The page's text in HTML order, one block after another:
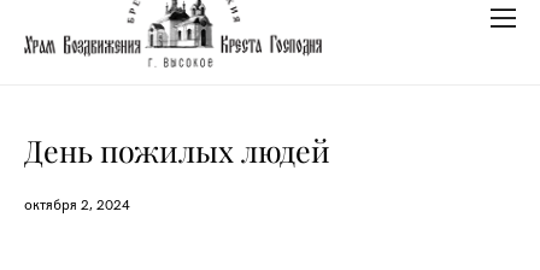
День пожилых людей
октября 2, 2024